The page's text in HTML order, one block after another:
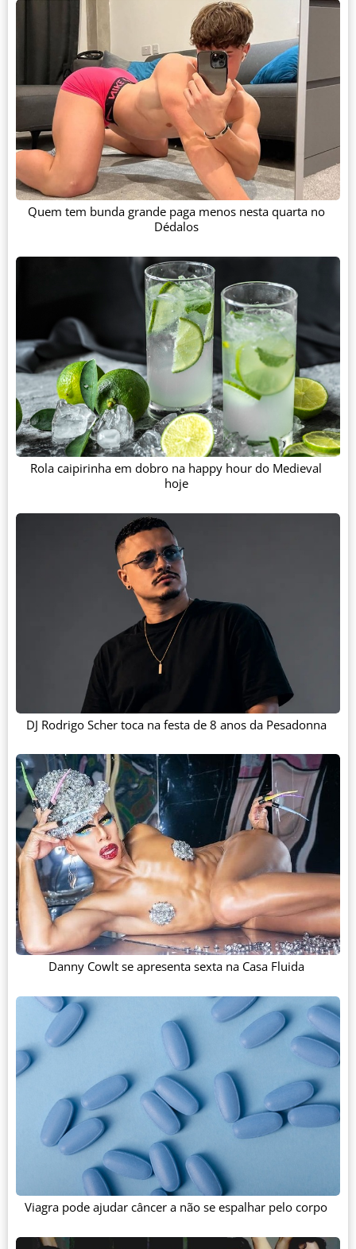
Quem tem bunda grande paga menos nesta quarta no
Dédalos
Rola caipirinha em dobro na happy hour do Medieval
hoje
DJ Rodrigo Scher toca na festa de 8 anos da Pesadonna
Danny Cowlt se apresenta sexta na Casa Fluida
Viagra pode ajudar câncer a não se espalhar pelo corpo